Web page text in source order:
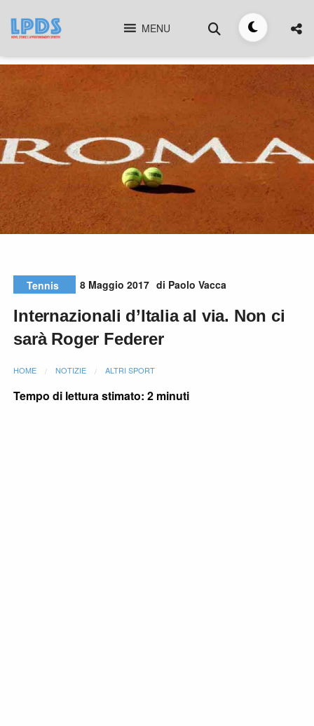
content
MENU
Cerca
Toggle
tema
Tennis 8 Maggio 2017 di Paolo Vacca
Internazionali d’Italia al via. Non ci
sarà Roger Federer
HOME NOTIZIE ALTRI SPORT
Tempo di lettura stimato: 2 minuti